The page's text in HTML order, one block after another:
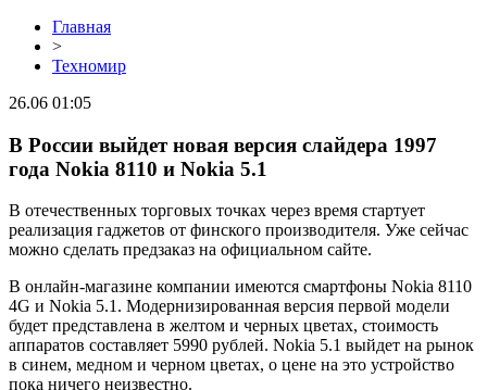
Главная
>
Техномир
26.06 01:05
В России выйдет новая версия слайдера 1997
года Nokia 8110 и Nokia 5.1
В отечественных торговых точках через время стартует
реализация гаджетов от финского производителя. Уже сейчас
можно сделать предзаказ на официальном сайте.
В онлайн-магазине компании имеются смартфоны Nokia 8110
4G и Nokia 5.1. Модернизированная версия первой модели
будет представлена в желтом и черных цветах, стоимость
аппаратов составляет 5990 рублей. Nokia 5.1 выйдет на рынок
в синем, медном и черном цветах, о цене на это устройство
пока ничего неизвестно.